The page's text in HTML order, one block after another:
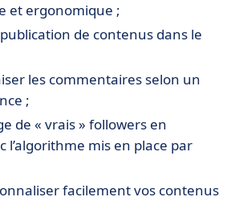
et ergonomique ;
de contenus dans le
les commentaires selon un
;
de « vrais » followers en
l’algorithme mis en place par
facilement vos contenus